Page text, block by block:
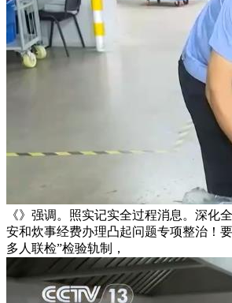
《》强调。照实记实全过程消息。深化
安和炊事经费办理凸起问题专项整治！
多人联检”检验轨制，